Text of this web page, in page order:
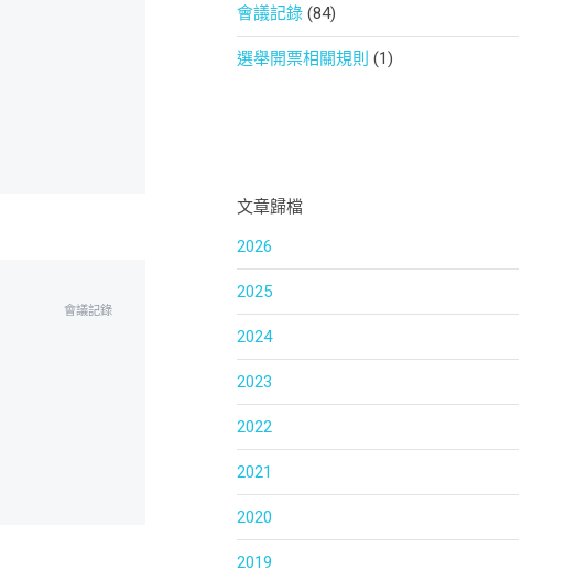
會議記錄
會議記錄(84)
選舉開票相關規則 (1)
文章歸檔
2026
2025
2024
2023
2022
2021
2020
2019